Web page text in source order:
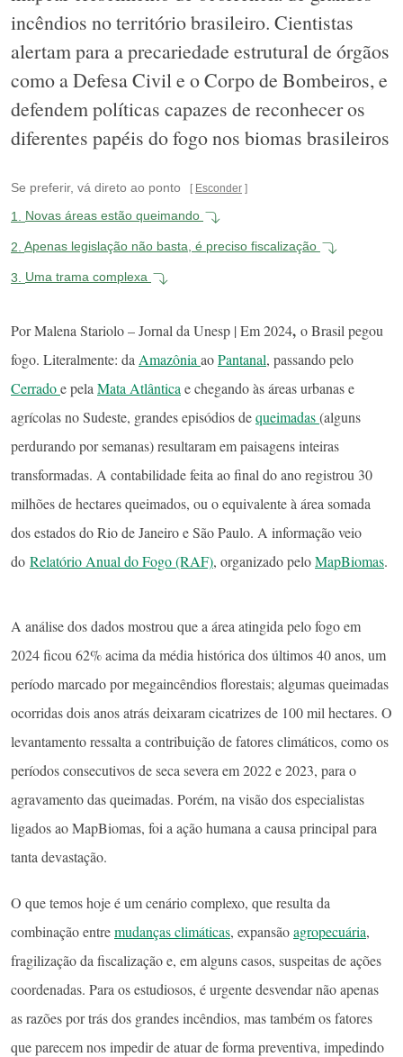
incêndios no território brasileiro. Cientistas
alertam para a precariedade estrutural de órgãos
como a Defesa Civil e o Corpo de Bombeiros, e
defendem políticas capazes de reconhecer os
diferentes papéis do fogo nos biomas brasileiros
Se preferir, vá direto ao ponto Esconder
1. Novas áreas estão queimando
2. Apenas legislação não basta, é preciso fiscalização
3. Uma trama complexa
Por Malena Stariolo – Jornal da Unesp | Em 2024, o Brasil pegou
fogo. Literalmente: da Amazônia aoPantanal, passando pelo
Cerradoe pela Mata Atlântica e chegando às áreas urbanas e
agrícolas no Sudeste, grandes episódios dequeimadas(alguns
perdurando por semanas) resultaram em paisagens inteiras
transformadas. A contabilidade feita ao final do ano registrou 30
milhões de hectares queimados, ou o equivalente à área somada
dos estados do Rio de Janeiro e São Paulo. A informação veio
do Relatório Anual do Fogo (RAF), organizado peloMapBiomas.
A análise dos dados mostrou que a área atingida pelo fogo em
2024 ficou 62% acima da média histórica dos últimos 40 anos, um
período marcado por megaincêndios florestais; algumas queimadas
ocorridas dois anos atrás deixaram cicatrizes de 100 mil hectares. O
levantamento ressalta a contribuição de fatores climáticos, como os
períodos consecutivos de seca severa em 2022 e 2023, para o
agravamento das queimadas. Porém, na visão dos especialistas
ligados ao MapBiomas, foi a ação humana a causa principal para
tanta devastação.
O que temos hoje é um cenário complexo, que resulta da
combinação entremudanças climáticas, expansãoagropecuária,
fragilização da fiscalização e, em alguns casos, suspeitas de ações
coordenadas. Para os estudiosos, é urgente desvendar não apenas
as razões por trás dos grandes incêndios, mas também os fatores
que parecem nos impedir de atuar de forma preventiva, impedindo